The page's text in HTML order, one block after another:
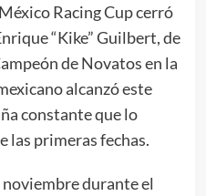
Racing Cup cerró
“Kike” Guilbert, de
de Novatos en la
alcanzó este
constante que lo
las primeras fechas.
durante el